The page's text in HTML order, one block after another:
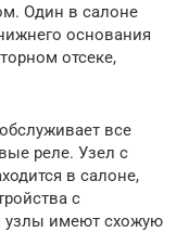
Один в салоне
основания
отсеке,
все
реле. Узел с
в салоне,
с
узлы имеют схожую